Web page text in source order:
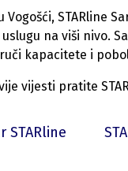
STARline
na viši nivo.
kapacitete i
vijesti pratite
STARline